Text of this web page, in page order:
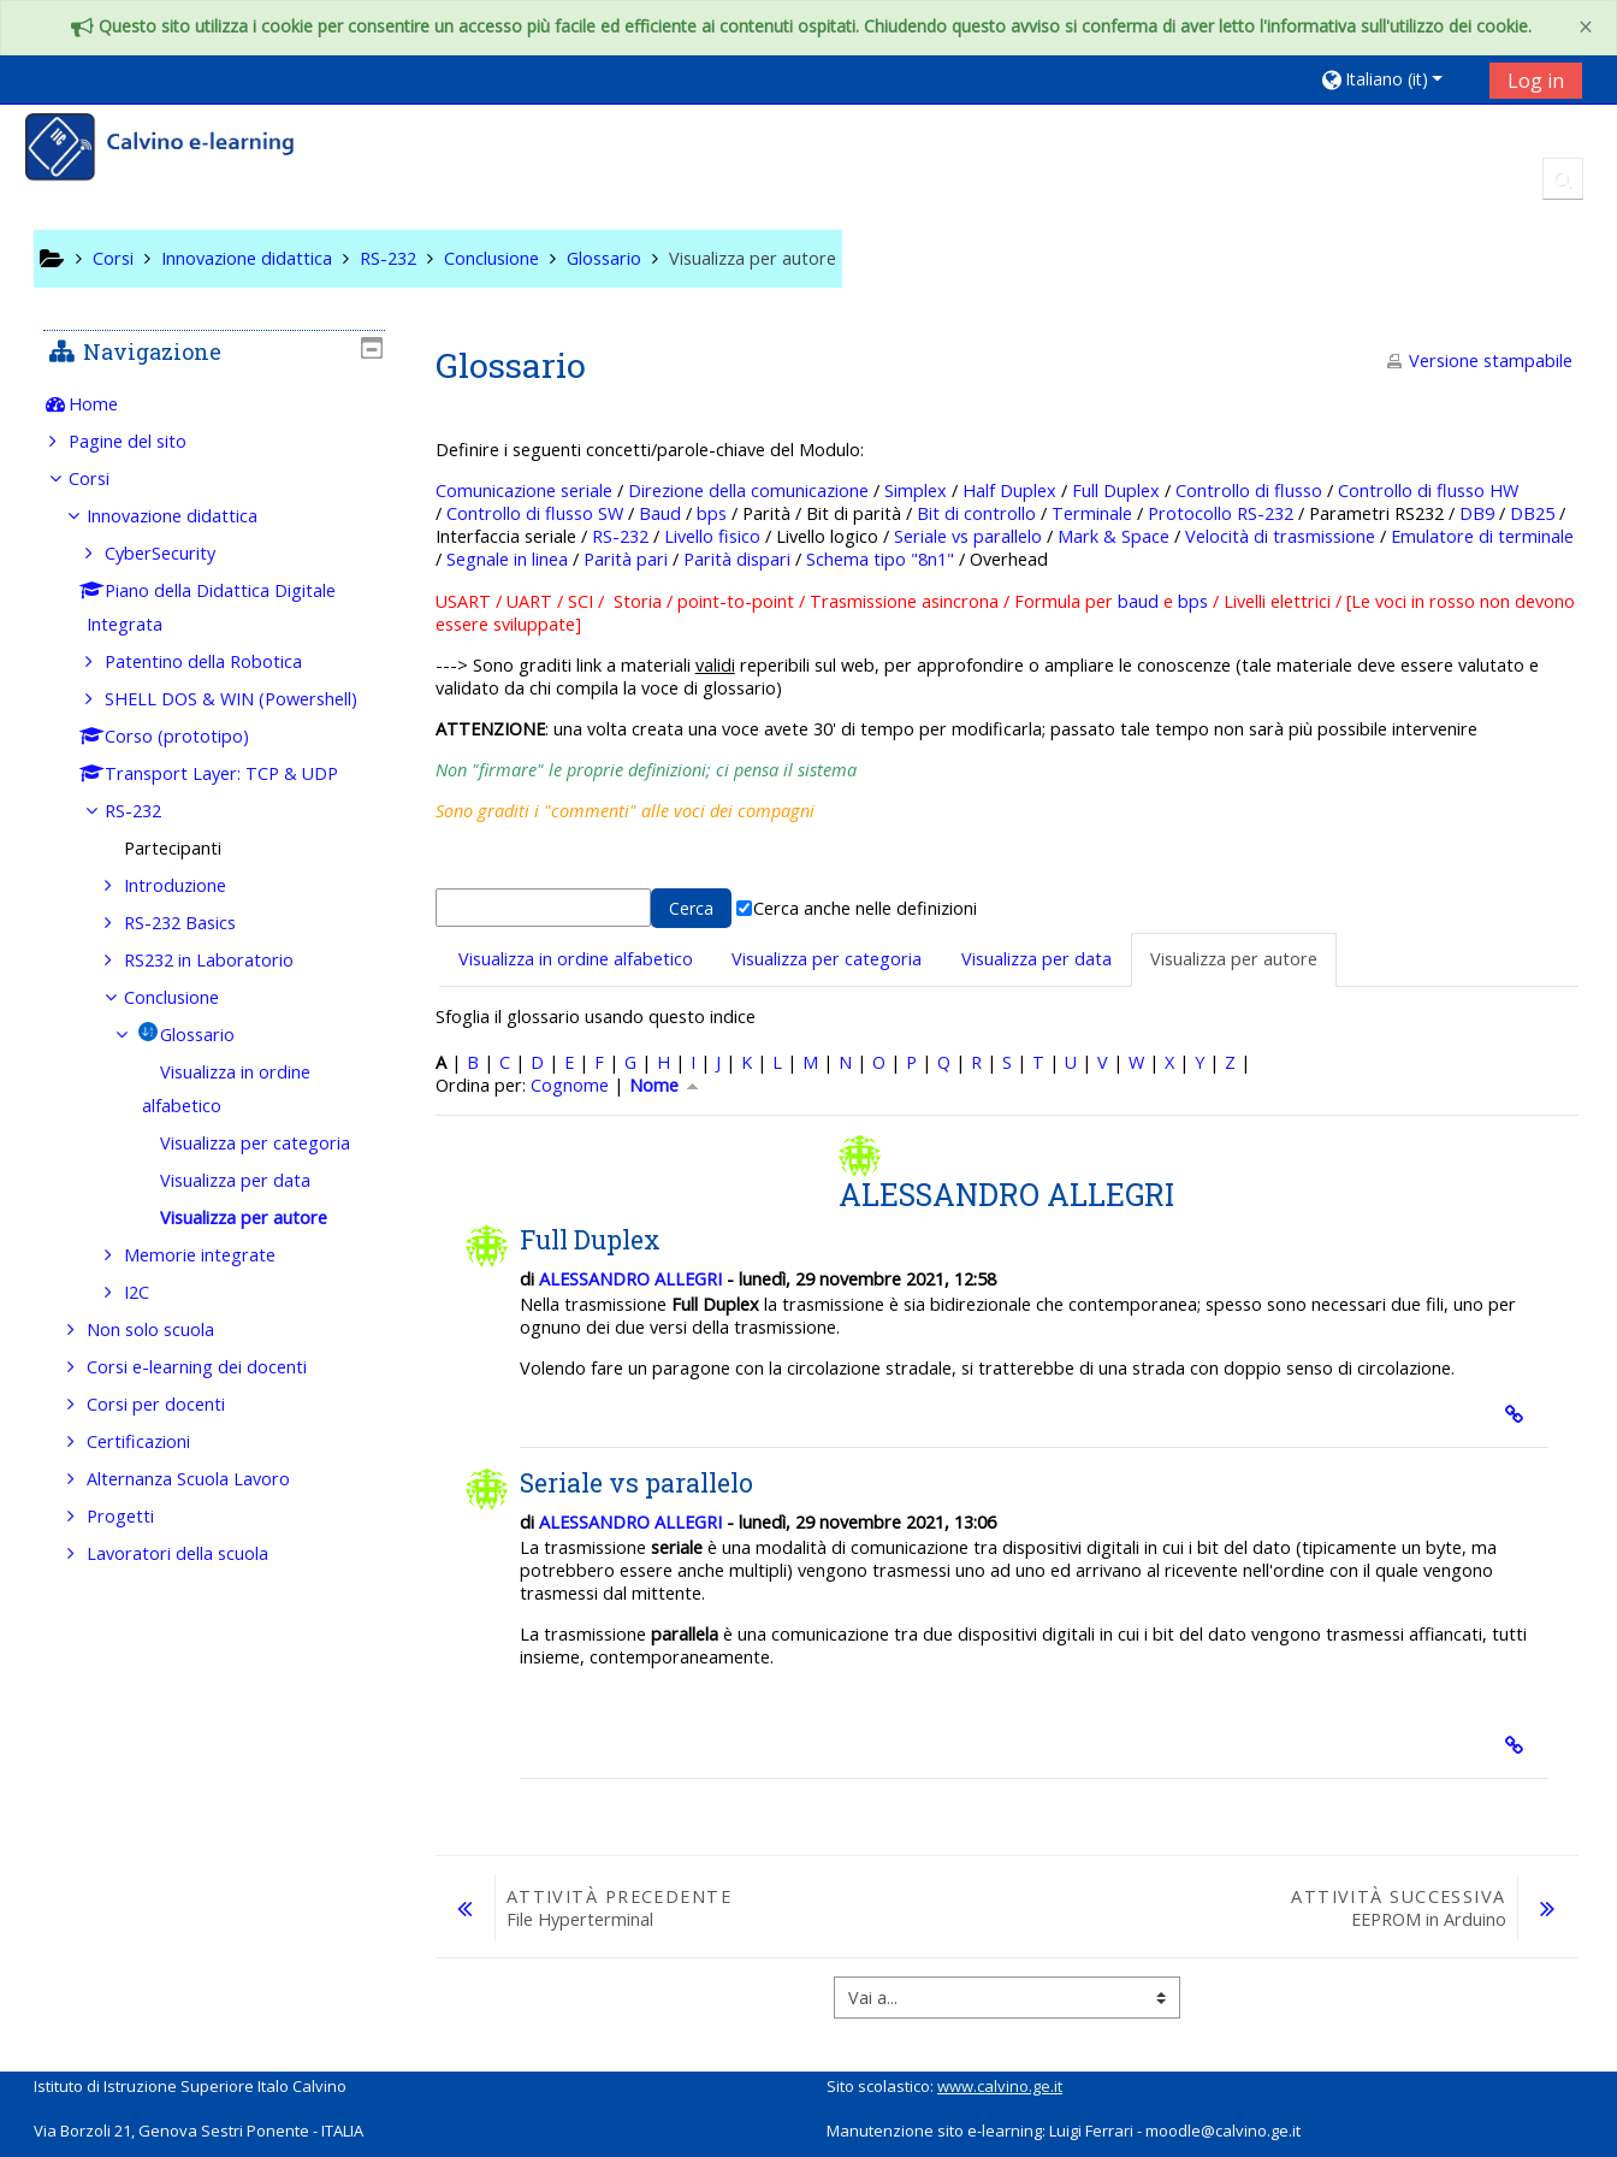
×
Questo sito utilizza i cookie per consentire un accesso più facile ed efficiente ai contenuti ospitati. Chiudendo questo avviso si conferma di aver letto l'informativa sull'utilizzo dei cookie.
Italiano ‎(it)‎ Log in
Corsi Innovazione didattica RS-232 Conclusione Glossario Visualizza per autore
Glossario Versione stampabile
Definire i seguenti concetti/parole-chiave del Modulo:
Comunicazione seriale / Direzione della comunicazione / Simplex / Half Duplex / Full Duplex / Controllo di flusso / Controllo di flusso HW
/ Controllo di flusso SW/ Baud / bps / Parità / Bit di parità / Bit di controllo / Terminale / Protocollo RS-232/ Parametri RS232 / DB9/ DB25/
Interfaccia seriale / RS-232/ Livello fisico / Livello logico / Seriale vs parallelo / Mark & Space / Velocità di trasmissione / Emulatore di terminale
/ Segnale in linea / Parità pari / Parità dispari / Schema tipo "8n1" / Overhead
USART / UART / SCI / Storia / point-to-point / Trasmissione asincrona / Formula per baud e bps / Livelli elettrici / [Le voci in rosso non devono
essere sviluppate]
---> Sono graditi link a materiali validi reperibili sul web, per approfondire o ampliare le conoscenze (tale materiale deve essere valutato e
validato da chi compila la voce di glossario)
ATTENZIONE: una volta creata una voce avete 30' di tempo per modificarla; passato tale tempo non sarà più possibile intervenire
Non "firmare" le proprie definizioni; ci pensa il sistema
Sono graditi i "commenti" alle voci dei compagni
Cerca anche nelle definizioni
Visualizza in ordine alfabetico Visualizza per categoria Visualizza per data Visualizza per autore
Sfoglia il glossario usando questo indice
A| B | C| D | E| F| G | H | I | J | K| L| M | N | O | P | Q | R| S | T | U | V| W| X| Y| Z |
Ordinato per Nome crescente
Ordina per: Cognome | Nome
ALESSANDRO ALLEGRI
Full Duplex
di ALESSANDRO ALLEGRI- lunedì, 29 novembre 2021, 12:58
Nella trasmissione Full Duplexla trasmissione è sia bidirezionale che contemporanea; spesso sono necessari due fili, uno per
ognuno dei due versi della trasmissione.
Volendo fare un paragone con la circolazione stradale, si tratterebbe di una strada con doppio senso di circolazione.
Seriale vs parallelo
di ALESSANDRO ALLEGRI- lunedì, 29 novembre 2021, 13:06
La trasmissione serialeè una modalità di comunicazione tra dispositivi digitali in cui i bit del dato (tipicamente un byte, ma
potrebbero essere anche multipli) vengono trasmessi uno ad uno ed arrivano al ricevente nell'ordine con il quale vengono
trasmessi dal mittente.
La trasmissione parallelaè una comunicazione tra due dispositivi digitali in cui i bit del dato vengono trasmessi affiancati, tutti
insieme, contemporaneamente.
ATTIVITÀ PRECEDENTE
File Hyperterminal
ATTIVITÀ SUCCESSIVA
EEPROM in Arduino
Navigazione
Home
Pagine del sito
Corsi
Innovazione didattica
CyberSecurity
Piano della Didattica Digitale
Integrata
Patentino della Robotica
SHELL DOS & WIN (Powershell)
Corso (prototipo)
Transport Layer: TCP & UDP
RS-232
Partecipanti
Introduzione
RS-232 Basics
RS232 in Laboratorio
Conclusione
Glossario
Visualizza in ordine
alfabetico
Visualizza per categoria
Visualizza per data
Visualizza per autore
Memorie integrate
I2C
Non solo scuola
Corsi e-learning dei docenti
Corsi per docenti
Certificazioni
Alternanza Scuola Lavoro
Progetti
Lavoratori della scuola
Istituto di Istruzione Superiore Italo Calvino
Via Borzoli 21, Genova Sestri Ponente - ITALIA
Sito scolastico: www.calvino.ge.it
Manutenzione sito e-learning: Luigi Ferrari - moodle@calvino.ge.it